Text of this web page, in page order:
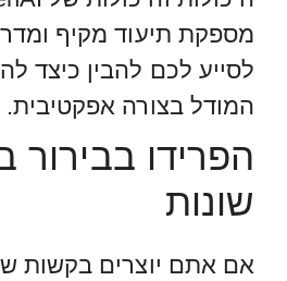
מספקת תיעוד מקיף
לסייע לכם להבין כיצד
המודל בצורה אפקטיבית.
הפרידו בבירור
שונות